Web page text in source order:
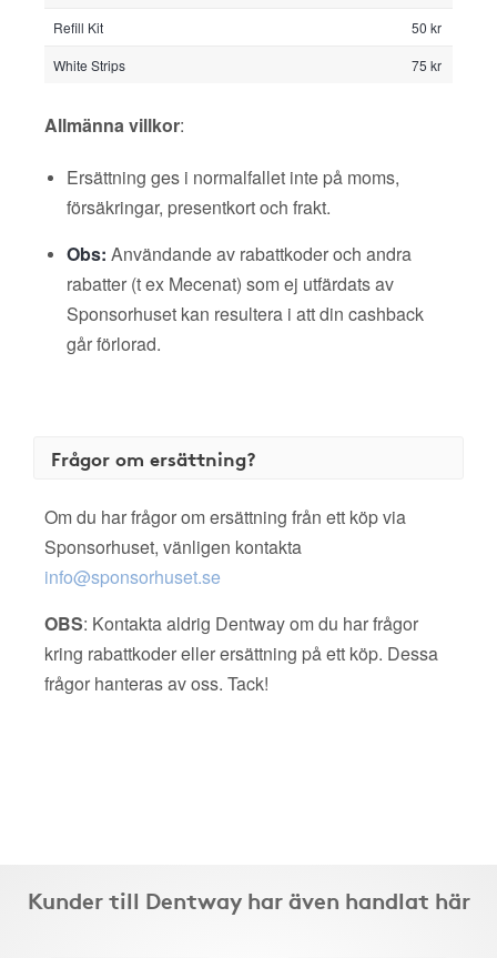
Refill Kit
50 kr
White Strips
75 kr
Allmänna villkor:
Ersättning ges i normalfallet inte på moms,
försäkringar, presentkort och frakt.
Obs: Användande av rabattkoder och andra
rabatter (t ex Mecenat) som ej utfärdats av
Sponsorhuset kan resultera i att din cashback
går förlorad.
Frågor om ersättning?
Om du har frågor om ersättning från ett köp via
Sponsorhuset, vänligen kontakta
info@sponsorhuset.se
OBS: Kontakta aldrig Dentway om du har frågor
kring rabattkoder eller ersättning på ett köp. Dessa
frågor hanteras av oss. Tack!
Kunder till Dentway har även handlat här